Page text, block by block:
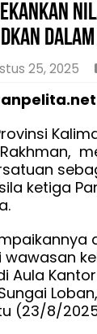
25, 2025
ketiga
wawasan
Aula
(23/8/